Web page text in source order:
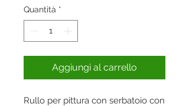
Quantità *
Aggiungi al carrello
Rullo per pittura con serbatoio con